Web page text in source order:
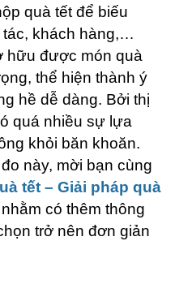
quà tết để biếu
tác, khách hàng,…
hữu được món quà
thể hiện thành ý
hề dễ dàng. Bởi thị
quá nhiều sự lựa
khỏi băn khoăn.
này, mời bạn cùng
tết – Giải pháp quà
nhằm có thêm thông
trở nên đơn giản